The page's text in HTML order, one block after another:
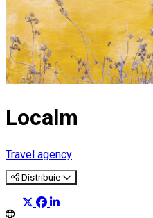
Localm
Travel agency
Distribuie